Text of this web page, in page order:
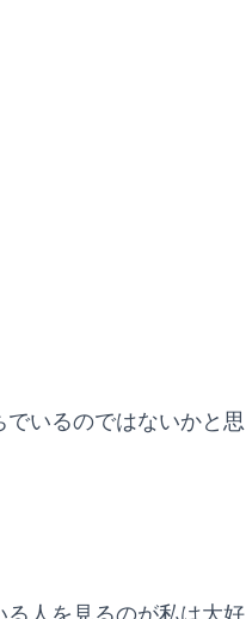
いるのではないかと思
人を見るのが私は大好